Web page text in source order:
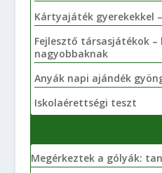
Kártyajáték gyerekekkel
Fejlesztő társasjátékok –
nagyobbaknak
Anyák napi ajándék
Iskolaérettségi teszt
Megérkeztek a gólyák: